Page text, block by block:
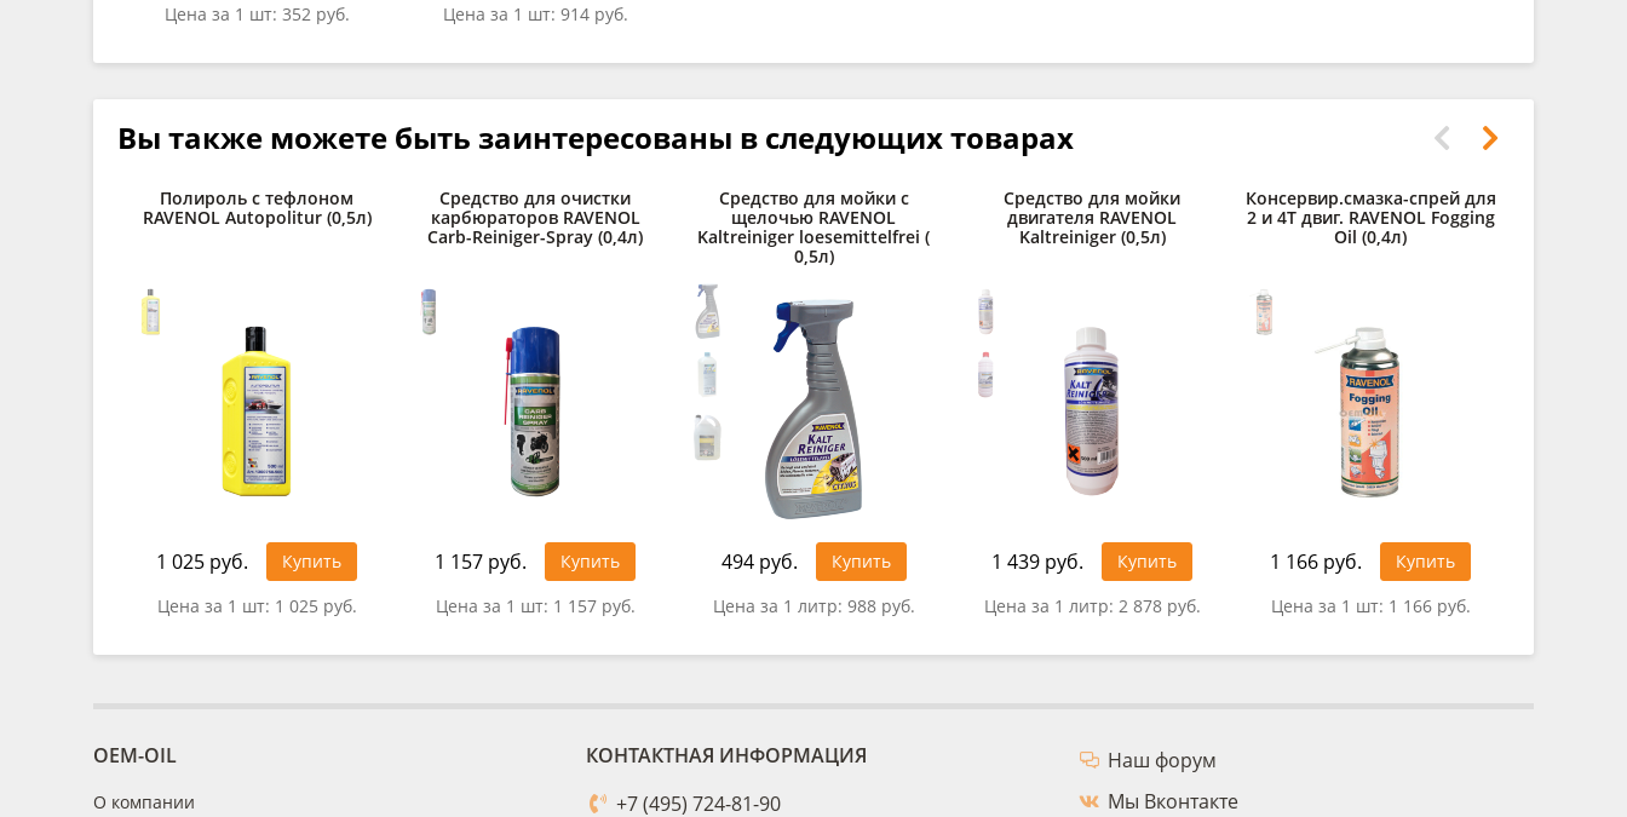
Цена за 1 шт: 352 руб.
Цена за 1 шт: 914 руб.
Вы также можете быть заинтересованы в следующих товарах
Полироль с тефлоном
RAVENOL Autopolitur (0,5л)
1 025 руб.
Купить
Цена за 1 шт: 1 025 руб.
Средство для очистки
карбюраторов RAVENOL
Carb-Reiniger-Spray (0,4л)
1 157 руб.
Купить
Цена за 1 шт: 1 157 руб.
Средство для мойки с
щелочью RAVENOL
Kaltreiniger loesemittelfrei (
0,5л)
494 руб.
Купить
Цена за 1 литр: 988 руб.
Средство для мойки
двигателя RAVENOL
Kaltreiniger (0,5л)
1 439 руб.
Купить
Цена за 1 литр: 2 878 руб.
Консервир.смазка-спрей для
2 и 4Т двиг. RAVENOL Fogging
Oil (0,4л)
1 166 руб.
Купить
Цена за 1 шт: 1 166 руб.
OEM-OIL
О компании
КОНТАКТНАЯ ИНФОРМАЦИЯ
+7 (495) 724-81-90
Наш форум
Мы Вконтакте